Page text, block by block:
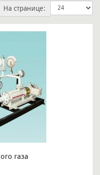
На странице:
газа